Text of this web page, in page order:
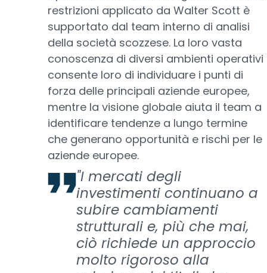
restrizioni applicato da Walter Scott è
supportato dal team interno di analisi
della società scozzese. La loro vasta
conoscenza di diversi ambienti operativi
consente loro di individuare i punti di
forza delle principali aziende europee,
mentre la visione globale aiuta il team a
identificare tendenze a lungo termine
che generano opportunità e rischi per le
aziende europee.
"I mercati degli
investimenti continuano a
subire cambiamenti
strutturali e, più che mai,
ciò richiede un approccio
molto rigoroso alla